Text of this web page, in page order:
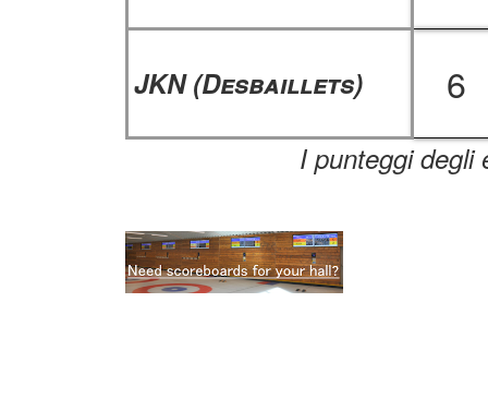
JKN (Desbaillets) 6
I punteggi degli